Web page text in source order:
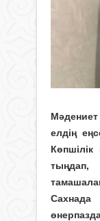
елдің